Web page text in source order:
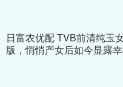
日富农优配 TVB前清纯玉
版，悄悄产女后如今显露